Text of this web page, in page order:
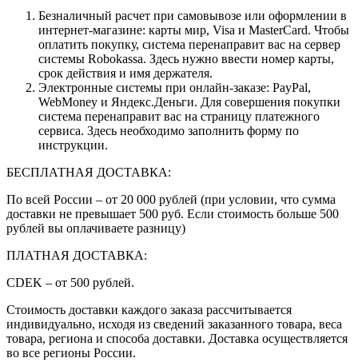
Безналичный расчет при самовывозе или оформлении в
интернет-магазине: карты мир, Visa и MasterCard. Чтобы
оплатить покупку, система перенаправит вас на сервер
системы Robokassa. Здесь нужно ввести номер карты,
срок действия и имя держателя.
Электронные системы при онлайн-заказе: PayPal,
WebMoney и Яндекс.Деньги. Для совершения покупки
система перенаправит вас на страницу платежного
сервиса. Здесь необходимо заполнить форму по
инструкции.
БЕСПЛАТНАЯ ДОСТАВКА:
По всей России – от 20 000 рублей (при условии, что сумма
доставки не превышает 500 руб. Если стоимость больше 500
рублей вы оплачиваете разницу)
ПЛАТНАЯ ДОСТАВКА:
CDEK – от 500 рублей.
Стоимость доставки каждого заказа рассчитывается
индивидуально, исходя из сведений заказанного товара, веса
товара, региона и способа доставки. Доставка осуществляется
во все регионы России.